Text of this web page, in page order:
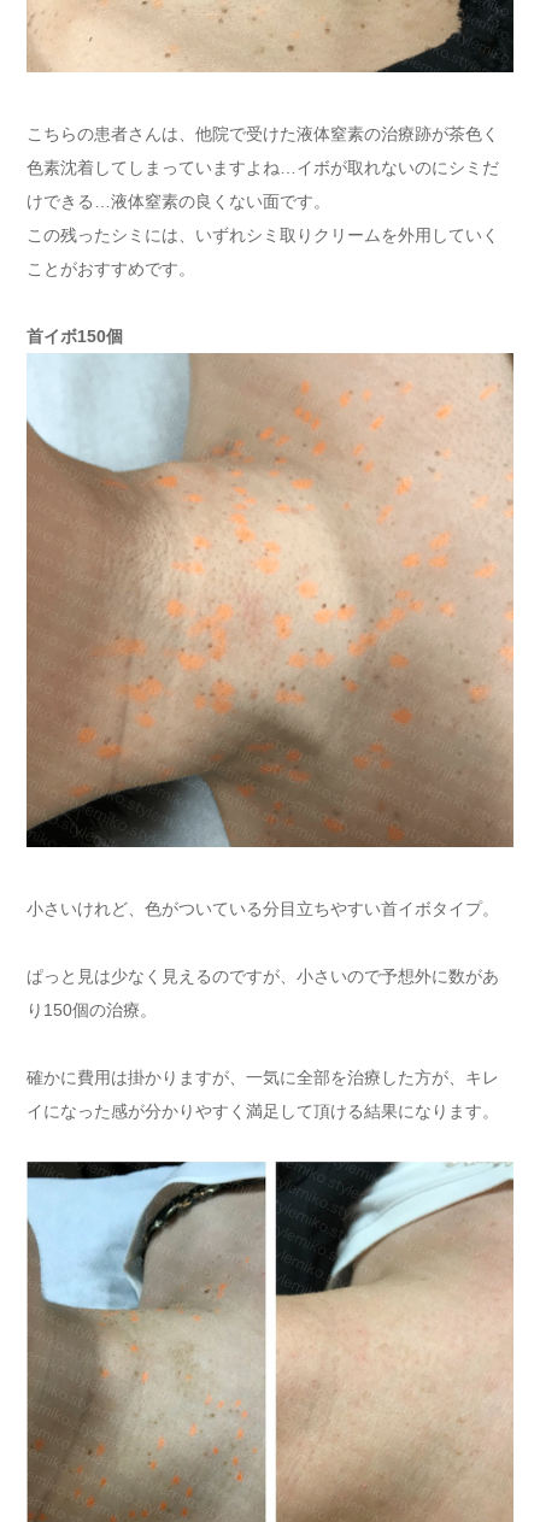
こちらの患者さんは、他院で受けた液体窒素の治療跡が茶色く
色素沈着してしまっていますよね…イボが取れないのにシミだ
けできる…液体窒素の良くない面です。
この残ったシミには、いずれシミ取りクリームを外用していく
ことがおすすめです。
首イボ150個
小さいけれど、色がついている分目立ちやすい首イボタイプ。
ぱっと見は少なく見えるのですが、小さいので予想外に数があ
り150個の治療。
確かに費用は掛かりますが、一気に全部を治療した方が、キレ
イになった感が分かりやすく満足して頂ける結果になります。